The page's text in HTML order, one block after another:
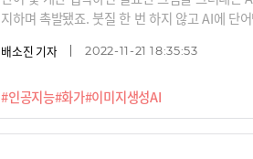
#인공지능#화가#이미지생성AI
지하며 촉발됐죠. 붓질 한 번 하지 않고 AI에 단
배소진 기자 2022-11-21 18:35:53